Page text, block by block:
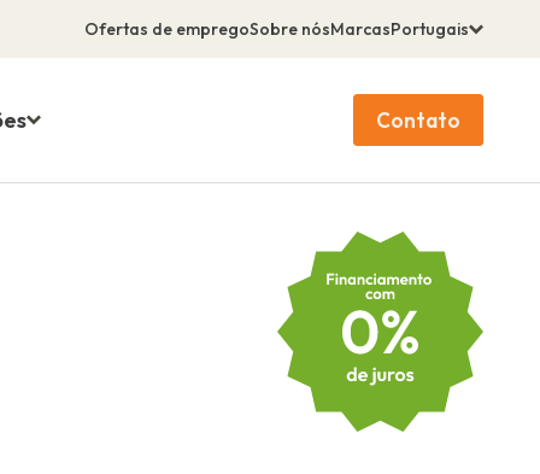
Ofertas de empregoSobre nósMarcasPortugais
Contato